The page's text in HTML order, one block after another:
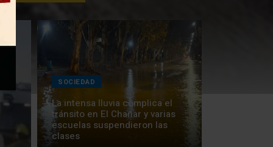
SOCIEDAD
La intensa lluvia complica el
tránsito en El Chañar y varias
escuelas suspendieron las
clases